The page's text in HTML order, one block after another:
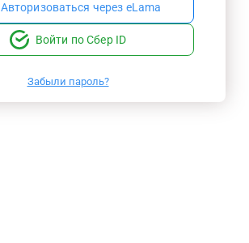
Авторизоваться через eLama
Войти по Сбер ID
Забыли пароль?